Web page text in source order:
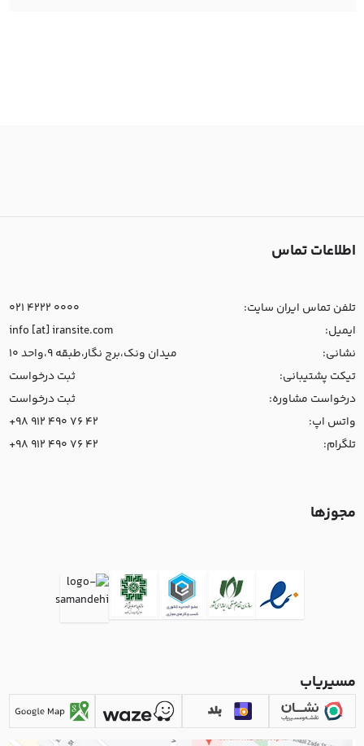
اطلاعات تماس
تلفن تماس ایران سایت:
021 4222 0000
ایمیل:
info [at] iransite.com
نشانی:
میدان ونک،برج نگار،طبقه 9،واحد 10
تیکت پشتیبانی:
ثبت درخواست
درخواست مشاوره:
ثبت درخواست
واتس اپ:
+98 912 490 76 42
تلگرام:
+98 912 490 76 42
مجوزها
مسیریاب